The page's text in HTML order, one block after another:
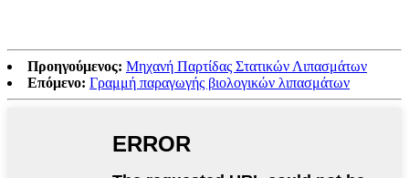
Προηγούμενος: Μηχανή Παρτίδας Στατικών Λιπασμάτων
Επόμενο: Γραμμή παραγωγής βιολογικών λιπασμάτων